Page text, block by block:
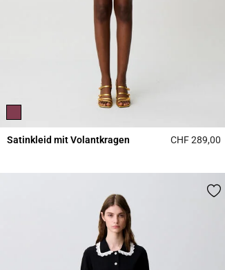
Satinkleid mit Volantkragen CHF 289,00